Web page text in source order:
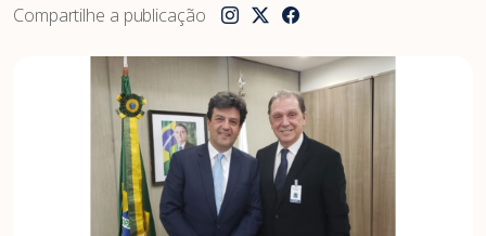
Compartilhe a publicação